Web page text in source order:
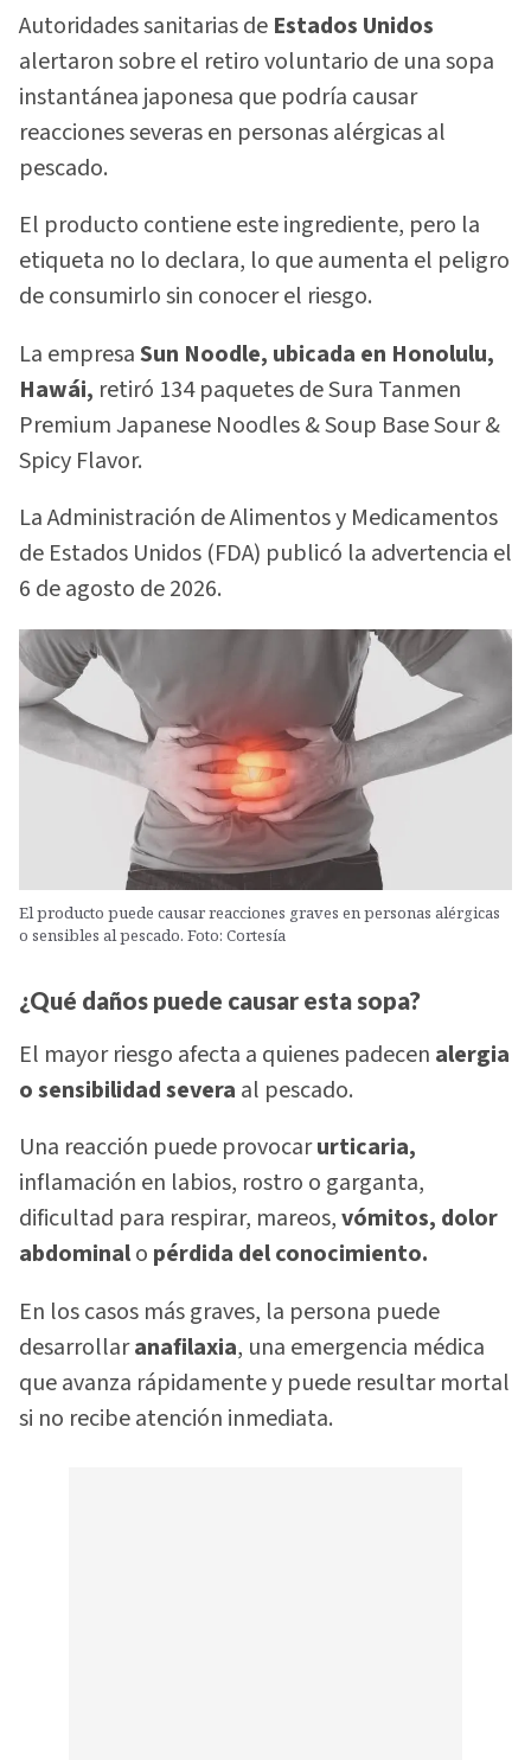
Autoridades sanitarias de Estados Unidos
alertaron sobre el retiro voluntario de una sopa
instantánea japonesa que podría causar
reacciones severas en personas alérgicas al
pescado.
El producto contiene este ingrediente, pero la
etiqueta no lo declara, lo que aumenta el peligro
de consumirlo sin conocer el riesgo.
La empresaSun Noodle, ubicada en Honolulu,
Hawái, retiró 134 paquetes de Sura Tanmen
Premium Japanese Noodles & Soup Base Sour &
Spicy Flavor.
La Administración de Alimentos y Medicamentos
de Estados Unidos (FDA) publicó la advertencia el
6 de agosto de 2026.
El producto puede causar reacciones graves en personas alérgicas
o sensibles al pescado. Foto: Cortesía
¿Qué daños puede causar esta sopa?
El mayor riesgo afecta a quienes padecen alergia
o sensibilidad severa al pescado.
Una reacción puede provocarurticaria,
inflamación en labios, rostro o garganta,
dificultad para respirar, mareos,vómitos, dolor
abdominalo pérdida del conocimiento.
En los casos más graves, la persona puede
desarrollaranafilaxia, una emergencia médica
que avanza rápidamente y puede resultar mortal
si no recibe atención inmediata.